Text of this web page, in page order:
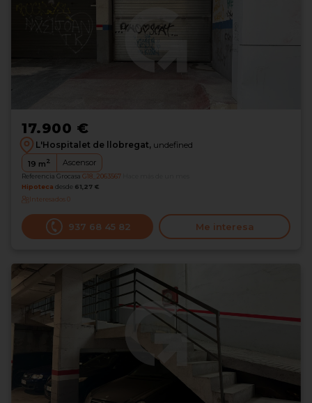
17.900 €
L'Hospitalet de llobregat, undefined
19 m2 Ascensor
Referencia Grocasa G18_2063567
Hipoteca desde 61,27 €
Interesados0
937 68 45 82 Me interesa